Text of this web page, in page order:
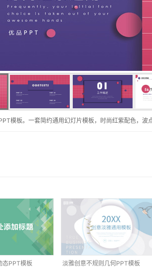
模板。一套简约通用幻灯片模板，时尚红紫配色，波
态PPT模板 淡雅创意不规则几何PPT模板